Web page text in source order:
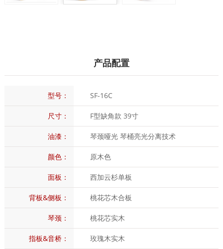
产品配置
型号： SF-16C
尺寸： F型缺角款 39寸
油漆： 琴颈哑光 琴桶亮光分离技术
颜色： 原木色
面板： 西加云杉单板
背板&侧板： 桃花芯木合板
琴颈： 桃花芯实木
指板&音桥： 玫瑰木实木